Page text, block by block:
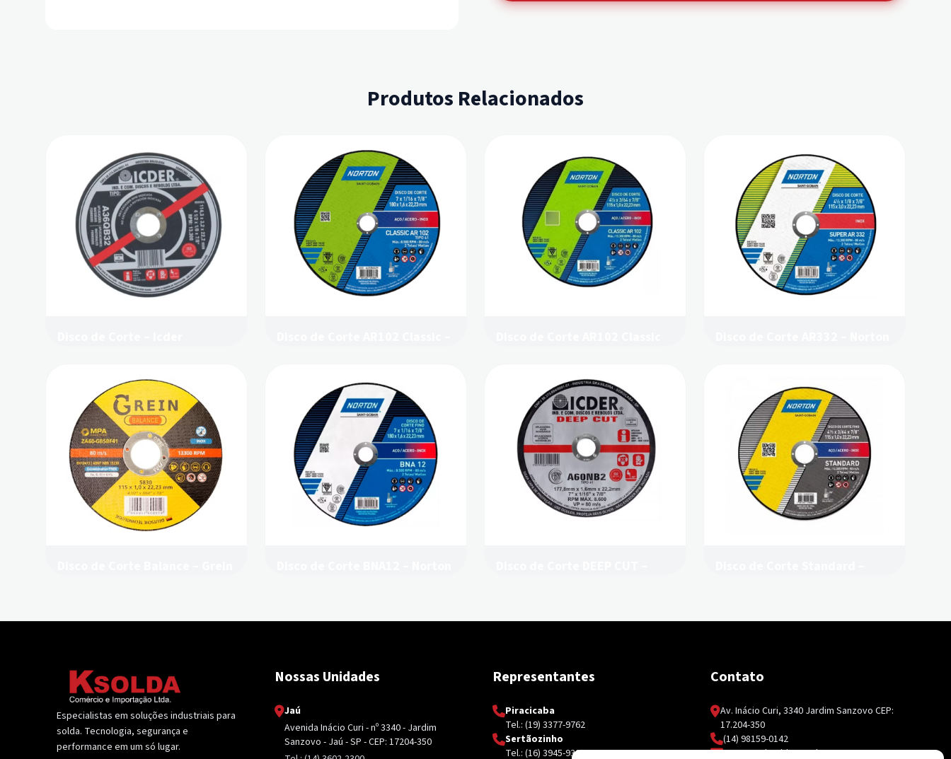
Produtos Relacionados
Especialistas em soluções industriais para
solda. Tecnologia, segurança e
performance em um só lugar.
Nossas Unidades
Jaú
Avenida Inácio Curi - nº 3340 - Jardim
Sanzovo - Jaú - SP - CEP: 17204-350
Representantes
Piracicaba
Tel.: (19) 3377-9762
Sertãozinho
Tel.: (16) 3945-9326
Contato
Av. Inácio Curi, 3340 Jardim Sanzovo CEP:
17.204-350
(14) 98159-0142
contato@ksolda.com.br